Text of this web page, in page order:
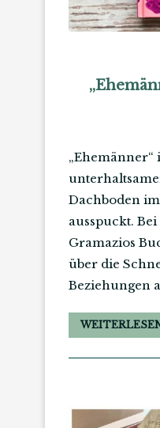
„Ehemänner“
Dachboden
ausspuckt.
Gramazios
über die
Beziehungen